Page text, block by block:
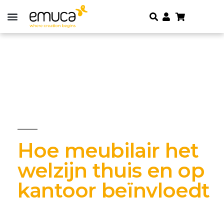
Hoe meubilair het
welzijn thuis en op
kantoor beïnvloedt